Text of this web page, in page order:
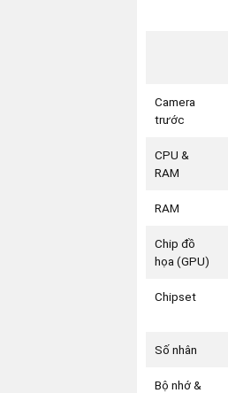
Camera
trước
CPU &
RAM
RAM
Chip đồ
họa (GPU)
Chipset
Số nhân
Bộ nhớ &